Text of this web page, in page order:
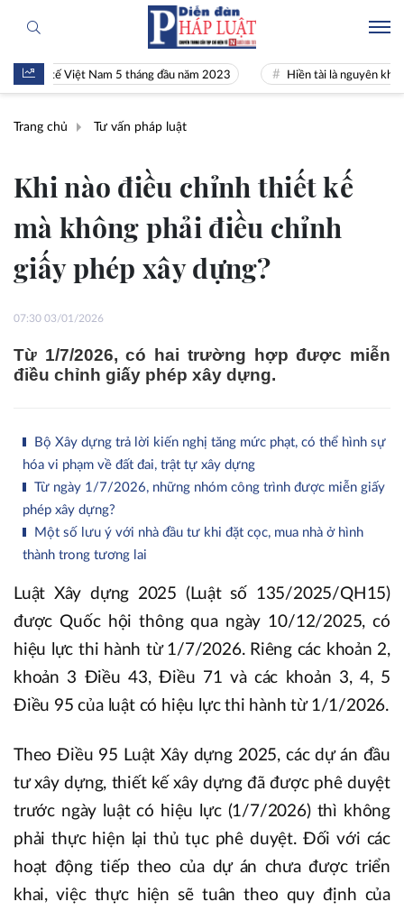
tế Việt Nam 5 tháng đầu năm 2023 Hiền tài là nguyên khí Quốc
Trang chủ Tư vấn pháp luật
Khi nào điều chỉnh thiết kế
mà không phải điều chỉnh
giấy phép xây dựng?
07:30 03/01/2026
Từ 1/7/2026, có hai trường hợp được miễn
điều chỉnh giấy phép xây dựng.
Bộ Xây dựng trả lời kiến nghị tăng mức phạt, có thể hình sự
hóa vi phạm về đất đai, trật tự xây dựng
Từ ngày 1/7/2026, những nhóm công trình được miễn giấy
phép xây dựng?
Một số lưu ý với nhà đầu tư khi đặt cọc, mua nhà ở hình
thành trong tương lai
Luật Xây dựng 2025 (Luật số 135/2025/QH15)
được Quốc hội thông qua ngày 10/12/2025, có
hiệu lực thi hành từ 1/7/2026. Riêng các khoản 2,
khoản 3 Điều 43, Điều 71 và các khoản 3, 4, 5
Điều 95 của luật có hiệu lực thi hành từ 1/1/2026.
Theo Điều 95 Luật Xây dựng 2025, các dự án đầu
tư xây dựng, thiết kế xây dựng đã được phê duyệt
trước ngày luật có hiệu lực (1/7/2026) thì không
phải thực hiện lại thủ tục phê duyệt. Đối với các
hoạt động tiếp theo của dự án chưa được triển
khai, việc thực hiện sẽ tuân theo quy định của